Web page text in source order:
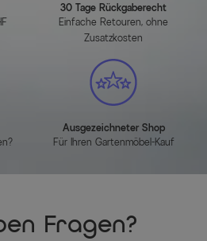
30 Tage Rückgaberecht
Einfache Retouren, ohne
Zusatzkosten
Ausgezeichneter Shop
Für Ihren Gartenmöbel-Kauf
Fragen?